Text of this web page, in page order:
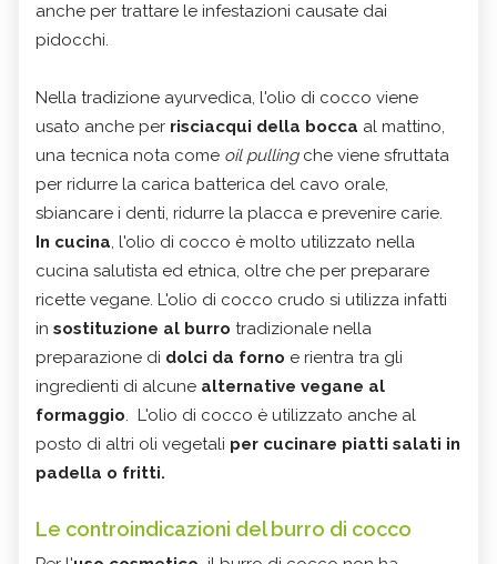
anche per trattare le infestazioni causate dai
pidocchi.
Nella tradizione ayurvedica, l'olio di cocco viene
usato anche per risciacqui della bocca al mattino,
una tecnica nota come oil pulling che viene sfruttata
per ridurre la carica batterica del cavo orale,
sbiancare i denti, ridurre la placca e prevenire carie.
In cucina, l'olio di cocco è molto utilizzato nella
cucina salutista ed etnica, oltre che per preparare
ricette vegane. L'olio di cocco crudo si utilizza infatti
in sostituzione al burro tradizionale nella
preparazione di dolci da forno e rientra tra gli
ingredienti di alcune alternative vegane al
formaggio. L'olio di cocco è utilizzato anche al
posto di altri oli vegetali per cucinare piatti salati in
padella o fritti.
Le controindicazioni del burro di cocco